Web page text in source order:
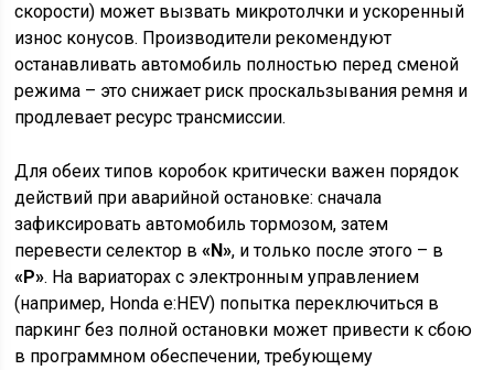
скорости) может вызвать микротолчки и ускоренный
износ конусов. Производители рекомендуют
останавливать автомобиль полностью перед сменой
режима – это снижает риск проскальзывания ремня и
продлевает ресурс трансмиссии.
Для обеих типов коробок критически важен порядок
действий при аварийной остановке: сначала
зафиксировать автомобиль тормозом, затем
перевести селектор в«N», и только после этого – в
«P». На вариаторах с электронным управлением
(например, Honda e:HEV) попытка переключиться в
паркинг без полной остановки может привести к сбою
в программном обеспечении, требующему